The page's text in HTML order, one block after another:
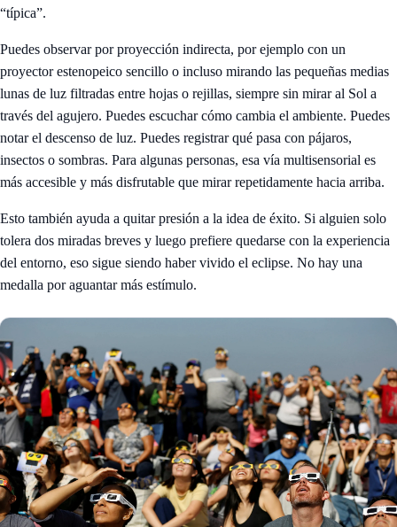
“típica”.
Puedes observar por proyección indirecta, por ejemplo con un
proyector estenopeico sencillo o incluso mirando las pequeñas medias
lunas de luz filtradas entre hojas o rejillas, siempre sin mirar al Sol a
través del agujero. Puedes escuchar cómo cambia el ambiente. Puedes
notar el descenso de luz. Puedes registrar qué pasa con pájaros,
insectos o sombras. Para algunas personas, esa vía multisensorial es
más accesible y más disfrutable que mirar repetidamente hacia arriba.
Esto también ayuda a quitar presión a la idea de éxito. Si alguien solo
tolera dos miradas breves y luego prefiere quedarse con la experiencia
del entorno, eso sigue siendo haber vivido el eclipse. No hay una
medalla por aguantar más estímulo.